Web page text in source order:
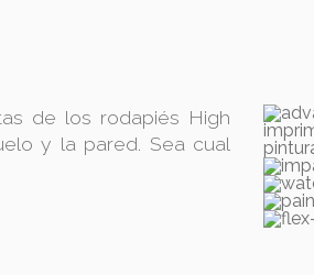
de los rodapiés High
y la pared. Sea cual